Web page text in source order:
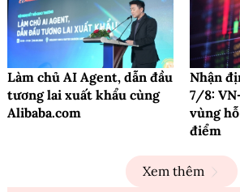
Làm chủ AI Agent, dẫn đầu
tương lai xuất khẩu cùng
Alibaba.com
Nhận
7/8:
vùng
điểm
Xem thêm